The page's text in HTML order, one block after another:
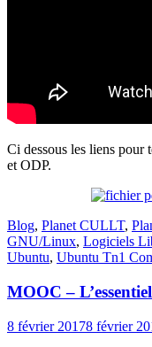
Ci dessous les liens pour
et ODP.
Blog, Planet CULLT,
GNU/Linux, Logiciels
Ubuntu, Ubuntu Tn1
MOOC –
8 février 20178 février